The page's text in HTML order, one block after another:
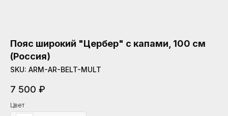
Пояс широкий "Цербер" с капами, 100 см
(Россия)
SKU: ARM-AR-BELT-MULT
7 500 ₽
Цвет